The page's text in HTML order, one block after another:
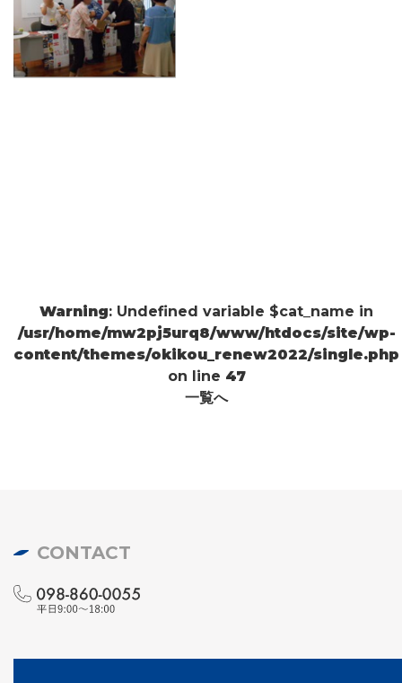
Warning: Undefined variable $cat_name in
/usr/home/mw2pj5urq8/www/htdocs/site/wp-
content/themes/okikou_renew2022/single.php
on line 47
一覧へ
CONTACT